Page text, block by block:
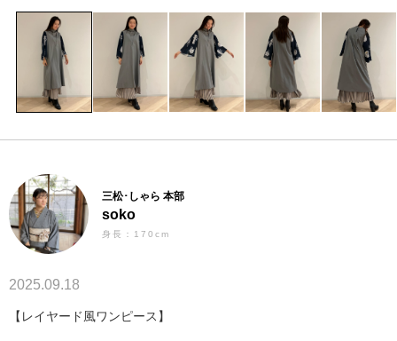
三松･しゃら 本部
soko
身長：170cm
2025.09.18
【レイヤード風ワンピース】